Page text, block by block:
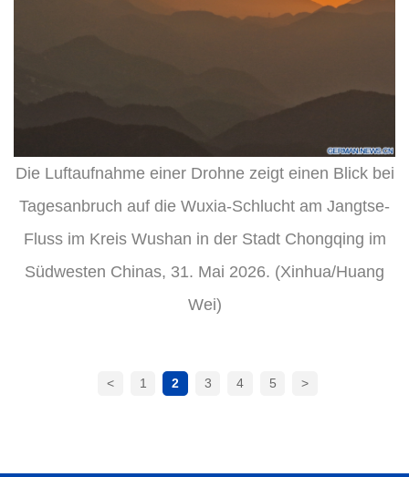
Die Luftaufnahme einer Drohne zeigt einen Blick bei
Tagesanbruch auf die Wuxia-Schlucht am Jangtse-
Fluss im Kreis Wushan in der Stadt Chongqing im
Südwesten Chinas, 31. Mai 2026. (Xinhua/Huang
Wei)
< 1 2 3 4 5 >